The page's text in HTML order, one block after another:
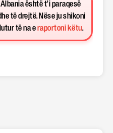
është t’i paraqesë
të drejtë. Nëse ju shikoni
të na e raportoni këtu.